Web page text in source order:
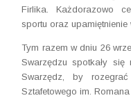
Firlika. Każdorazowo
sportu oraz upamiętnienie
Tym razem w dniu 26
Swarzędzu spotkały się
Swarzędz, by
Sztafetowego im.